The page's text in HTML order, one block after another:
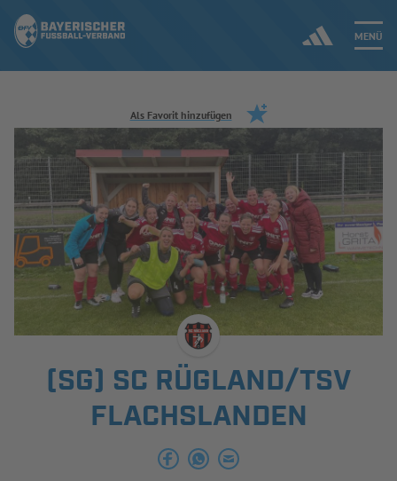
MENÜ
Jetzt einloggen
ERGEBNISSE & WETTBEWERBE
NEUIGKEITEN
SPIELBETRIEB & VERBANDSLEBEN
AUSBILDUNG & FÖRDERUNG
INFOTHEK SPIELPLUS
Als Favorit hinzufügen
(SG) SC RÜGLAND/TSV
FLACHSLANDEN